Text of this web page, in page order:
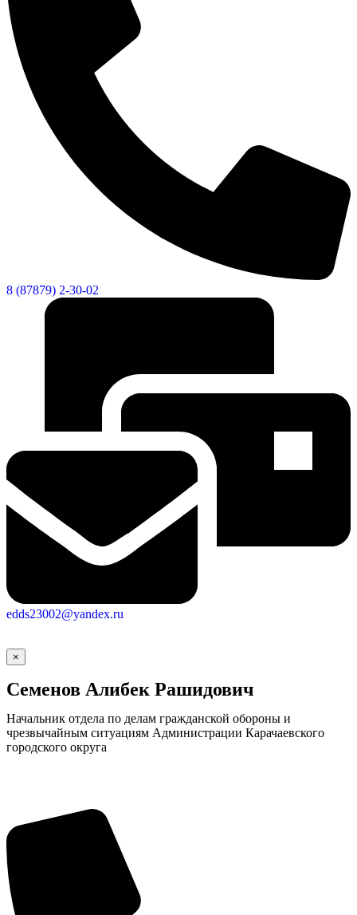
8 (87879) 2-30-02
edds23002@yandex.ru
×
Семенов Алибек Рашидович
Начальник отдела по делам гражданской обороны и
чрезвычайным ситуациям Администрации Карачаевского
городского округа